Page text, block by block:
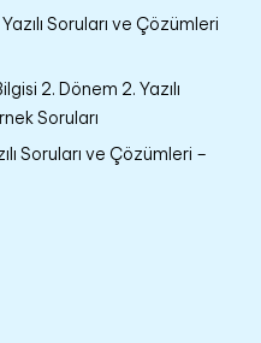
Soruları ve Çözümleri
2. Dönem 2. Yazılı
Soruları
Soruları ve Çözümleri –